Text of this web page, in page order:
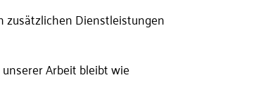
zusätzlichen Dienstleistungen
Arbeit bleibt wie